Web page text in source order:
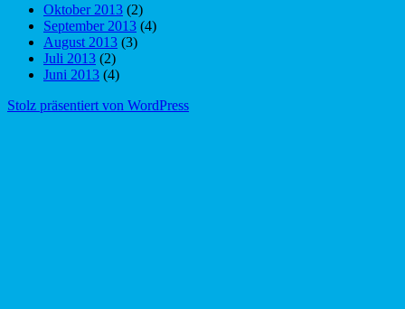
Oktober 2013 (2)
September 2013 (4)
August 2013 (3)
Juli 2013 (2)
Juni 2013 (4)
Stolz präsentiert von WordPress